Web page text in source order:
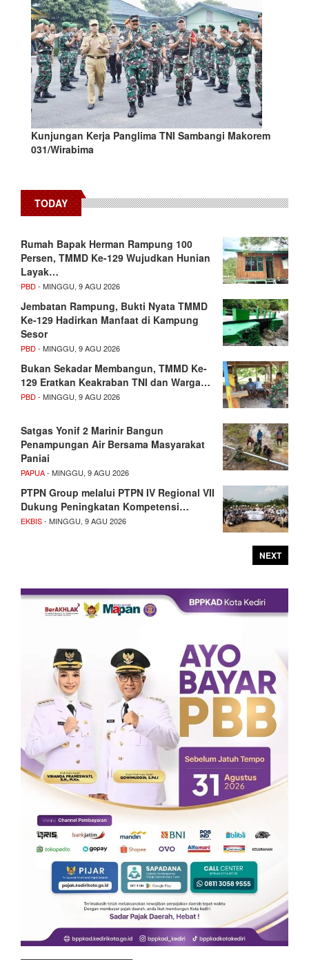
Kunjungan Kerja Panglima TNI Sambangi Makorem
031/Wirabima
TODAY
Rumah Bapak Herman Rampung 100
Persen, TMMD Ke-129 Wujudkan Hunian
Layak…
PBD- MINGGU, 9 AGU 2026
Jembatan Rampung, Bukti Nyata TMMD
Ke-129 Hadirkan Manfaat di Kampung
Sesor
PBD- MINGGU, 9 AGU 2026
Bukan Sekadar Membangun, TMMD Ke-
129 Eratkan Keakraban TNI dan Warga…
PBD- MINGGU, 9 AGU 2026
Satgas Yonif 2 Marinir Bangun
Penampungan Air Bersama Masyarakat
Paniai
PAPUA- MINGGU, 9 AGU 2026
PTPN Group melalui PTPN IV Regional VII
Dukung Peningkatan Kompetensi…
EKBIS- MINGGU, 9 AGU 2026
NEXT